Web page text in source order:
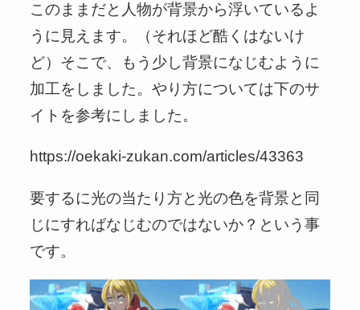
このままだと人物が背景から浮いているよ
うに見えます。（それほど酷くはないけ
ど）そこで、もう少し背景になじむように
加工をしました。やり方については下のサ
イトを参考にしました。
https://oekaki-zukan.com/articles/43363
要するに光の当たり方と光の色を背景と同
じにすればなじむのではないか？という事
です。